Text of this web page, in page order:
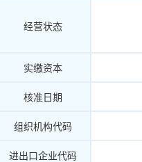
经营状态
实缴资本
核准日期
组织机构代码
进出口企业代码